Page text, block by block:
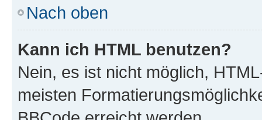
Nach oben
Kann ich HTML benutzen?
Nein, es ist nicht möglich,
meisten